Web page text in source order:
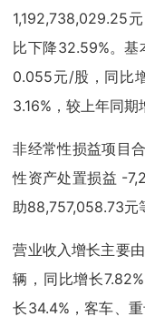
1,192,738,029.25
比下降32.59%。
0.055元/股，同比
3.16%，较上年同期
非经常性损益项目
性资产处置损益 -
助88,757,058.73元
营业收入增长主要
辆，同比增长
长34.4%，客车、